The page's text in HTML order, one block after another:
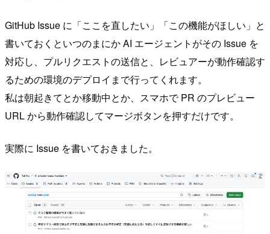
GitHub Issue に「ここを直したい」「この機能がほしい」と
書いておくといつのまにか AI エージェントがその Issue を
対応し、プルリクエストの送信と、レビュアーが動作確認す
るための環境のデプロイまで行ってくれます。
私は朝起きてとか移動中とか、スマホで PR のプレビュー
URL から動作確認してマージボタンを押すだけです。
実際に Issue を書いておきました。